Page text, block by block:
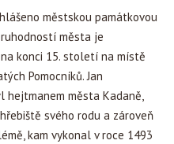
městskou památkovou
města je
konci 15. století na místě
Pomocníků. Jan
hejtmanem města Kadaně,
svého rodu a zároveň
kam vykonal v roce 1493